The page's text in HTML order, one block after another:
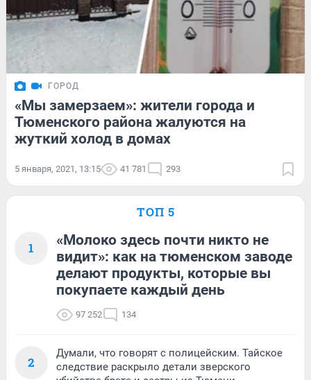
ГОРОД
«Мы замерзаем»: жители города и
Тюменского района жалуются на
жуткий холод в домах
5 января, 2021, 13:15 41 781 293
ТОП 5
1
«Молоко здесь почти никто не
видит»: как на тюменском заводе
делают продукты, которые вы
покупаете каждый день
97 252 134
2
Думали, что говорят с полицейским. Тайское
следствие раскрыло детали зверского